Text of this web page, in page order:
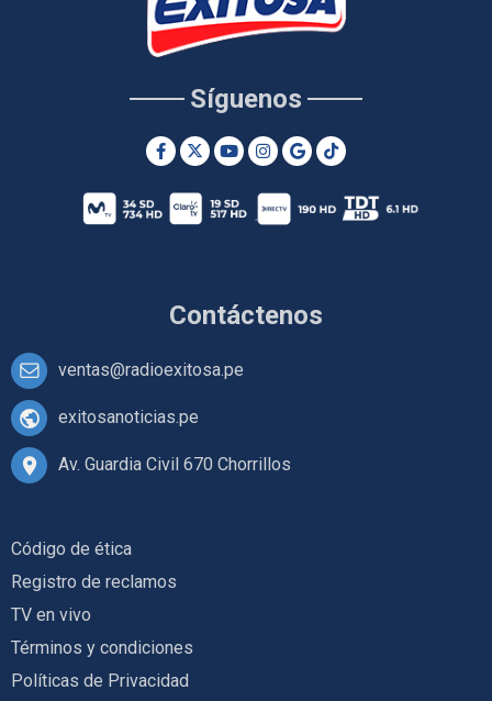
Contáctenos
ventas@radioexitosa.pe
exitosanoticias.pe
Av. Guardia Civil 670 Chorrillos
Síguenos
Código de ética
Registro de reclamos
TV en vivo
Términos y condiciones
Políticas de Privacidad